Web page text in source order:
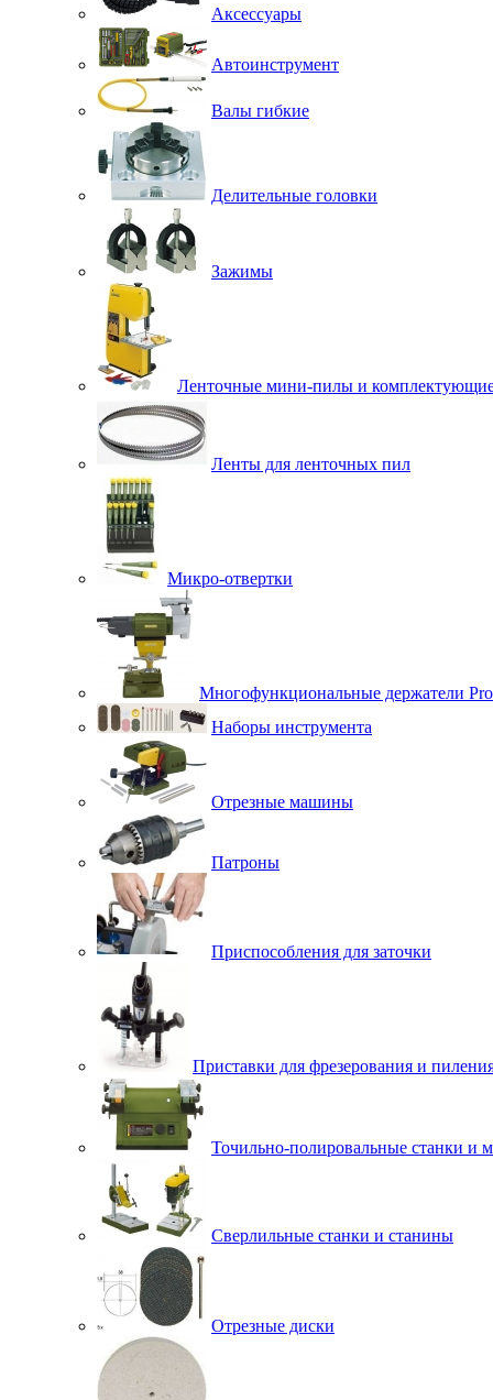
Аксессуары
Автоинструмент
Валы гибкие
Делительные головки
Зажимы
Ленточные мини-пилы и
Ленты для ленточных пил
Микро-отвертки
Многофункциональные держатели
Наборы инструмента
Отрезные машины
Патроны
Приспособления для заточки
Приставки для фрезерования и
Точильно-полировальные станки и
Сверлильные станки и станины
Отрезные диски